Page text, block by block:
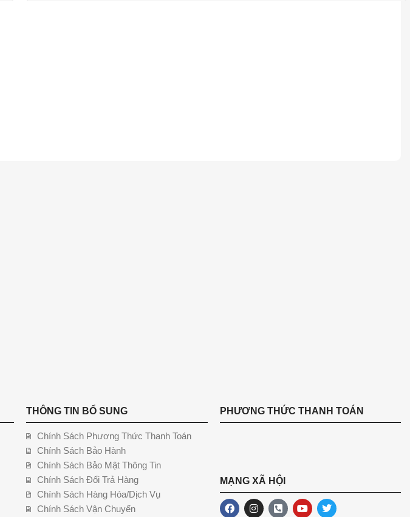
THÔNG TIN BỔ SUNG
Chính Sách Phương Thức Thanh Toán
Chính Sách Bảo Hành
Chính Sách Bảo Mật Thông Tin
Chính Sách Đổi Trả Hàng
Chính Sách Hàng Hóa/Dịch Vụ
Chính Sách Vận Chuyển
PHƯƠNG THỨC THANH TOÁN
MẠNG XÃ HỘI